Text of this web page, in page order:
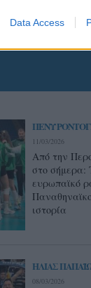
Data Access
ΠΕΝΥ
11/03/2026
Από την
στο σήμερα:
ευρωπαϊκό
ιστορία
ΗΛΙΑΣ
08/03/2026